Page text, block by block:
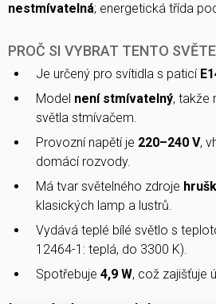
nestmívatelná; energetická třída
PROČ SI VYBRAT TENTO
Je určený pro svítidla s paticí
Model není stmívatelný, takže
světla stmívačem.
Provozní napětí je 220–240 V,
domácí rozvody.
Má tvar světelného zdroje
klasických lamp a lustrů.
Vydává teplé bílé světlo s
12464-1: teplá, do 3300 K).
Spotřebuje 4,9 W, což zajišťuje